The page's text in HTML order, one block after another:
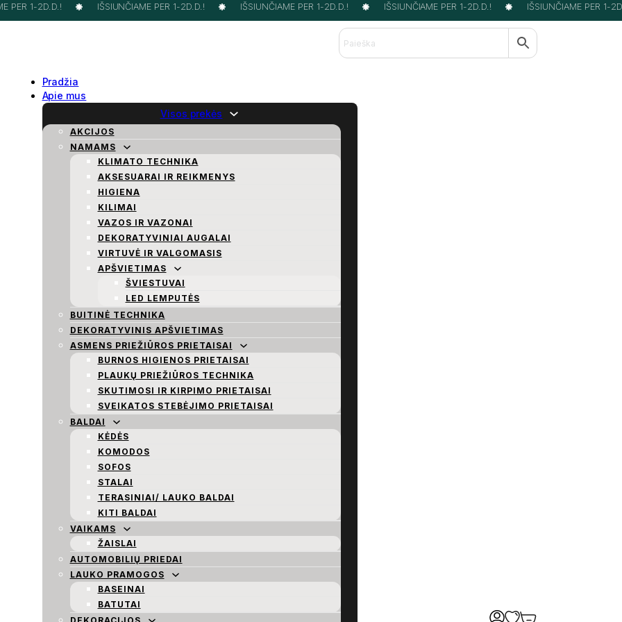
PER 1-2D.D.! IŠSIUNČIAME PER 1-2D.D.! IŠSIUNČIAME PER 1-2D.D.! IŠSIUNČIAME PER 1-2D.D.! IŠSIUNČIAME PER 1-
Pradžia
Apie mus
Visos prekės
AKCIJOS
NAMAMS
KLIMATO TECHNIKA
AKSESUARAI IR REIKMENYS
HIGIENA
KILIMAI
VAZOS IR VAZONAI
DEKORATYVINIAI AUGALAI
VIRTUVĖ IR VALGOMASIS
APŠVIETIMAS
ŠVIESTUVAI
LED LEMPUTĖS
BUITINĖ TECHNIKA
DEKORATYVINIS APŠVIETIMAS
ASMENS PRIEŽIŪROS PRIETAISAI
BURNOS HIGIENOS PRIETAISAI
PLAUKŲ PRIEŽIŪROS TECHNIKA
SKUTIMOSI IR KIRPIMO PRIETAISAI
SVEIKATOS STEBĖJIMO PRIETAISAI
BALDAI
KĖDĖS
KOMODOS
SOFOS
STALAI
TERASINIAI/ LAUKO BALDAI
KITI BALDAI
VAIKAMS
ŽAISLAI
AUTOMOBILIŲ PRIEDAI
LAUKO PRAMOGOS
BASEINAI
BATUTAI